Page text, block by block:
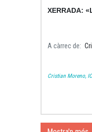
XERRADA:
A càrrec de
Cristian Moreno,